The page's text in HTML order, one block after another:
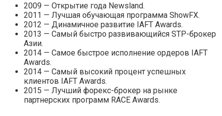
2009 — Открытие года Newsland.
2011 — Лучшая обучающая программа ShowFX.
2012 — Динамичное развитие IAFT Awards.
2013 — Самый быстро развивающийся STP-брокер
Азии.
2014 — Самое быстрое исполнение ордеров IAFT
Awards.
2014 — Самый высокий процент успешных
клиентов IAFT Awards.
2015 — Лучший форекс-брокер на рынке
партнерских программ RACE Awards.